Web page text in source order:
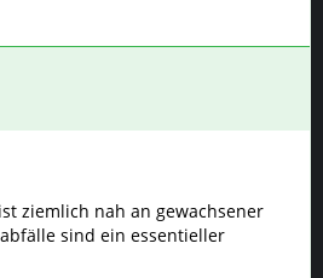
ziemlich nah an gewachsener
sind ein essentieller